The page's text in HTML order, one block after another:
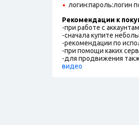
логин:пароль:логин
Рекомендации к
-при работе с
-сначала купите
-рекомендации по
-при помощи каких
-для продвижения
видео